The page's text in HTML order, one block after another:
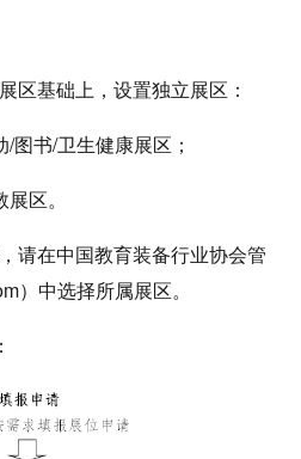
基础上，设置独立展区：
书/卫生健康展区；
区。
在中国教育装备行业协会管
）中选择所属展区。